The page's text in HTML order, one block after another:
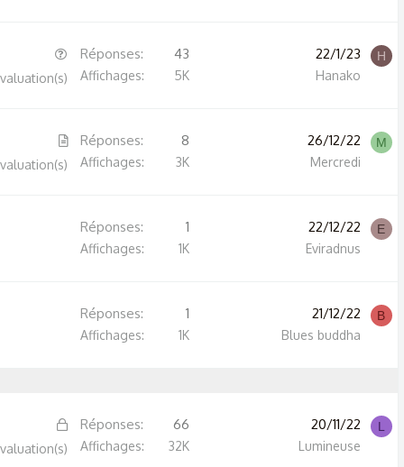
t
Réponses 43
Affichages 5K
22/1/23
Hanako
H
A
Réponses 8
Affichages 3K
26/12/22
Mercredi
M
Réponses 1
Affichages 1K
22/12/22
Eviradnus
E
Réponses 1
Affichages 1K
21/12/22
Blues buddha
B
F
Réponses 66
Affichages 32K
20/11/22
Lumineuse
L